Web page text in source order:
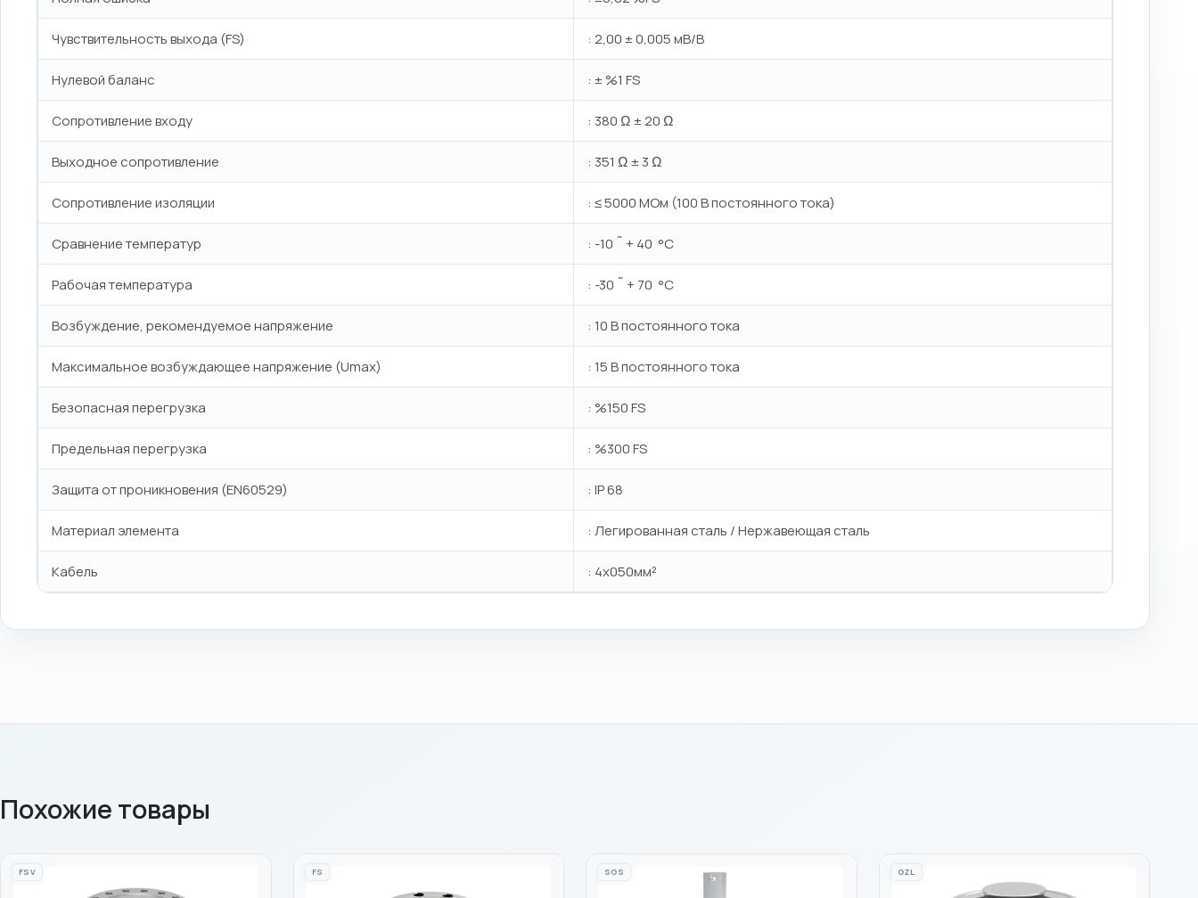
Чувствительность выхода (FS) : 2,00 ± 0,005 мВ/В
Нулевой баланс : ± %1 FS
Сопротивление входу : 380 Ω ± 20 Ω
Выходное сопротивление : 351 Ω ± 3 Ω
Сопротивление изоляции : ≤ 5000 МОм (100 В постоянного тока)
Сравнение температур : -10 ˜ + 40 °C
Рабочая температура : -30 ˜ + 70 °C
Возбуждение, рекомендуемое напряжение : 10 В постоянного тока
Максимальное возбуждающее напряжение (Umax) : 15 В постоянного тока
Безопасная перегрузка : %150 FS
Предельная перегрузка : %300 FS
Защита от проникновения (EN60529) : IP 68
Материал элемента : Легированная сталь / Нержавеющая сталь
Кабель : 4x050мм²
Похожие товары
FSV FS SGS GZL